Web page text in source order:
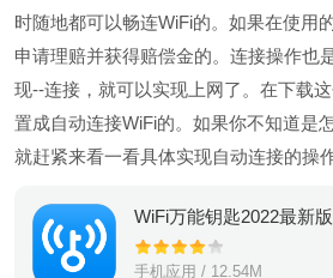
时随地都可以畅连WiFi的。如果在使用
申请理赔并获得赔偿金的。连接操作也
现--连接，就可以实现上网了。在下载
置成自动连接WiFi的。如果你不知道是
就赶紧来看一看具体实现自动连接的操
WiFi万能钥匙2022最新版
手机应用 / 12.54M